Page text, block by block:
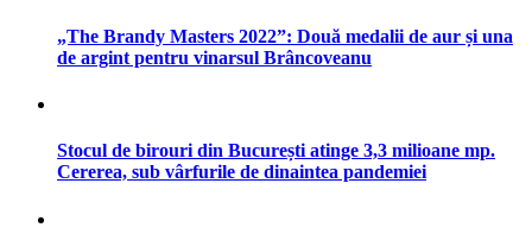
„The Brandy Masters 2022”: Două medalii de aur și una
de argint pentru vinarsul Brâncoveanu
Stocul de birouri din București atinge 3,3 milioane mp.
Cererea, sub vârfurile de dinaintea pandemiei